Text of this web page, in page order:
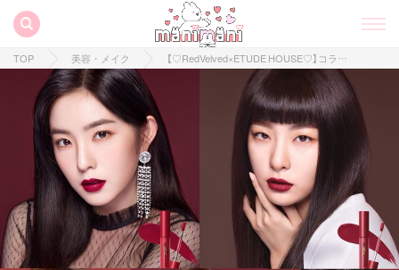
TOP 美容・メイク 【♡RedVelved×ETUDE HOUSE♡】コラボリップMATTE CHIC LIP LACQUERが登場♡